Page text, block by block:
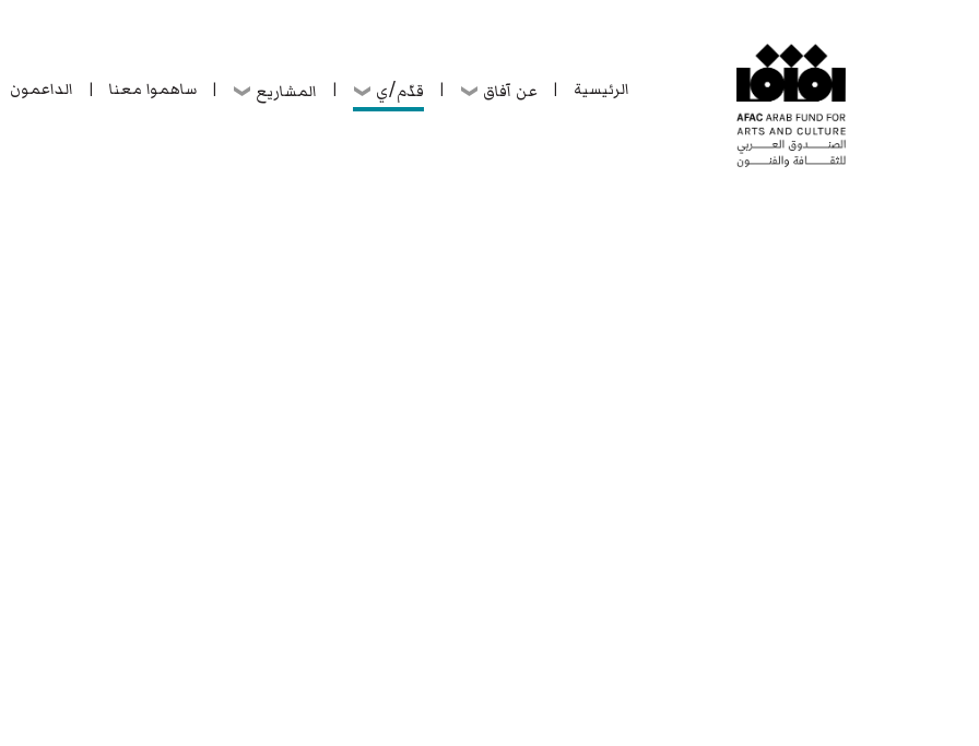
الرئيسية | عن آفاق | قدّم/ي | المشاريع | ساهموا معنا | الداعمون